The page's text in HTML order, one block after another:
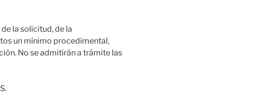
la solicitud, de la
un mínimo procedimental,
No se admitirán a trámite las